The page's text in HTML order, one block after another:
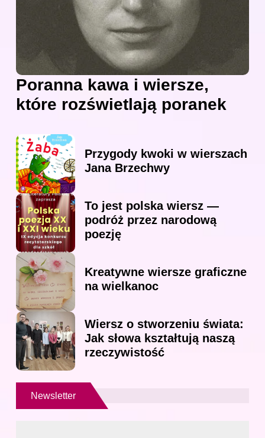
Poranna kawa i wiersze,
które rozświetlają poranek
Przygody kwoki w wierszach
Jana Brzechwy
To jest polska wiersz —
podróż przez narodową
poezję
Kreatywne wiersze graficzne
na wielkanoc
Wiersz o stworzeniu świata:
Jak słowa kształtują naszą
rzeczywistość
Newsletter